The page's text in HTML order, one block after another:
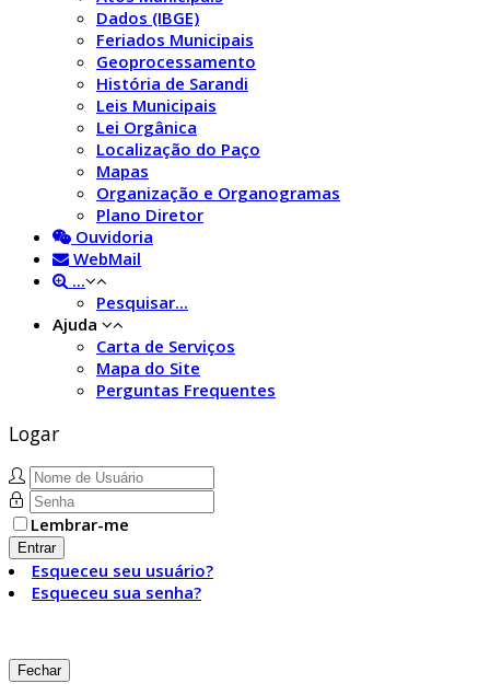
Dados (IBGE)
Feriados Municipais
Geoprocessamento
História de Sarandi
Leis Municipais
Lei Orgânica
Localização do Paço
Mapas
Organização e Organogramas
Plano Diretor
Ouvidoria
WebMail
...
Pesquisar...
Ajuda
Carta de Serviços
Mapa do Site
Perguntas Frequentes
Logar
Lembrar-me
Entrar
Esqueceu seu usuário?
Esqueceu sua senha?
Fechar